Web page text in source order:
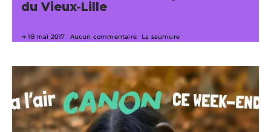
du Vieux-Lille
18 mai 2017 Aucun commentaire La saumure